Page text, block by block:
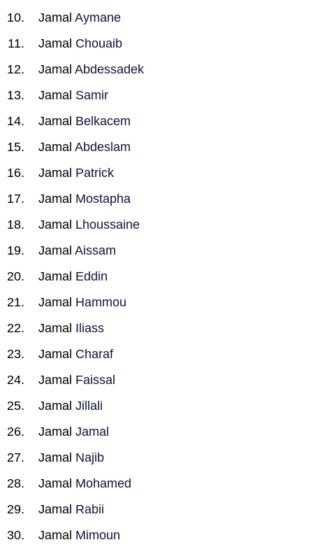
Jamal Aymane
Jamal Chouaib
Jamal Abdessadek
Jamal Samir
Jamal Belkacem
Jamal Abdeslam
Jamal Patrick
Jamal Mostapha
Jamal Lhoussaine
Jamal Aissam
Jamal Eddin
Jamal Hammou
Jamal Iliass
Jamal Charaf
Jamal Faissal
Jamal Jillali
Jamal Jamal
Jamal Najib
Jamal Mohamed
Jamal Rabii
Jamal Mimoun